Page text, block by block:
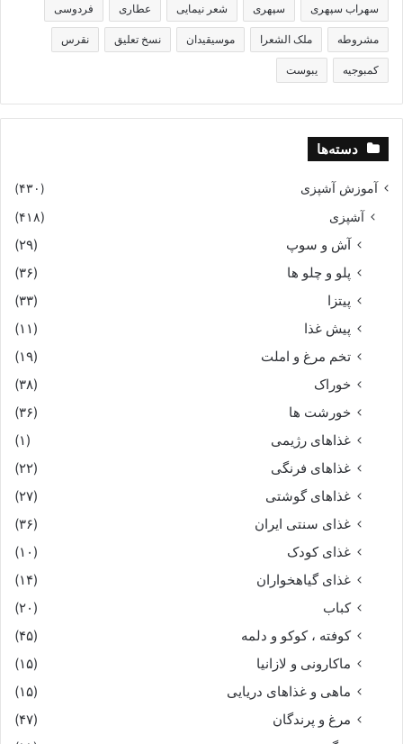
سهراب سپهری سپهری شعر نیمایی عطاری فردوسی
مشروطه ملک الشعرا موسیقیدان نسخ تعلیق نقرس
کمبوجیه یبوست
دسته‌ها
آموزش آشپزی (۴۳۰)
آشپزی (۴۱۸)
آش و سوپ
(۲۹)
پلو و چلو ها
(۳۶)
پیتزا
(۳۳)
پیش غذا
(۱۱)
تخم مرغ و املت
(۱۹)
خوراک
(۳۸)
خورشت ها
(۳۶)
غذاهای رژیمی
(۱)
غذاهای فرنگی
(۲۲)
غذاهای گوشتی
(۲۷)
غذای سنتی ایران
(۳۶)
غذای کودک
(۱۰)
غذای گیاهخواران
(۱۴)
کباب
(۲۰)
کوفته ، کوکو و دلمه
(۴۵)
ماکارونی و لازانیا
(۱۵)
ماهی و غذاهای دریایی
(۱۵)
مرغ و پرندگان
(۴۷)